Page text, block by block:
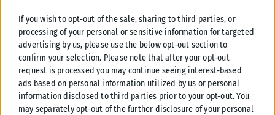
If you wish to opt-out of the sale, sharing to third parties, or
processing of your personal or sensitive information for targeted
advertising by us, please use the below opt-out section to
confirm your selection. Please note that after your opt-out
request is processed you may continue seeing interest-based
ads based on personal information utilized by us or personal
information disclosed to third parties prior to your opt-out. You
may separately opt-out of the further disclosure of your personal
εξωτερικό, με...
ΑΝΑΡΤΉΘΗΚΕ ΑΠΌKARFITSANEWS